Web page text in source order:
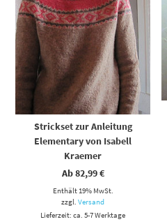
Strickset zur Anleitung
Elementary von Isabell
Kraemer
Ab82,99€
Enthält 19% MwSt.
zzgl.Versand
Lieferzeit: ca. 5-7 Werktage